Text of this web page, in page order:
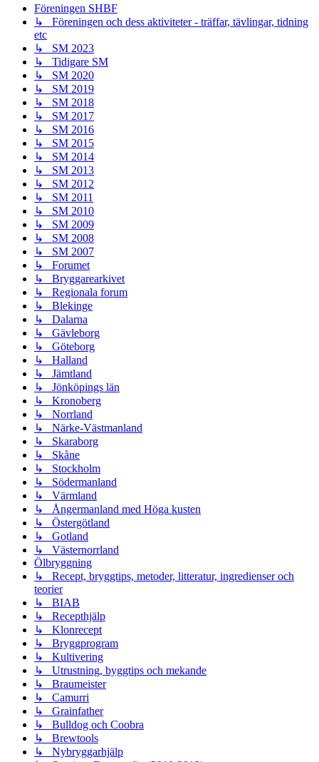
Föreningen SHBF
↳ Föreningen och dess aktiviteter - träffar, tävlingar, tidning
etc
↳ SM 2023
↳ Tidigare SM
↳ SM 2020
↳ SM 2019
↳ SM 2018
↳ SM 2017
↳ SM 2016
↳ SM 2015
↳ SM 2014
↳ SM 2013
↳ SM 2012
↳ SM 2011
↳ SM 2010
↳ SM 2009
↳ SM 2008
↳ SM 2007
↳ Forumet
↳ Bryggarearkivet
↳ Regionala forum
↳ Blekinge
↳ Dalarna
↳ Gävleborg
↳ Göteborg
↳ Halland
↳ Jämtland
↳ Jönköpings län
↳ Kronoberg
↳ Norrland
↳ Närke-Västmanland
↳ Skaraborg
↳ Skåne
↳ Stockholm
↳ Södermanland
↳ Värmland
↳ Ångermanland med Höga kusten
↳ Östergötland
↳ Gotland
↳ Västernorrland
Ölbryggning
↳ Recept, bryggtips, metoder, litteratur, ingredienser och
teorier
↳ BIAB
↳ Recepthjälp
↳ Klonrecept
↳ Bryggprogram
↳ Kultivering
↳ Utrustning, byggtips och mekande
↳ Braumeister
↳ Camurri
↳ Grainfather
↳ Bulldog och Coobra
↳ Brewtools
↳ Nybryggarhjälp